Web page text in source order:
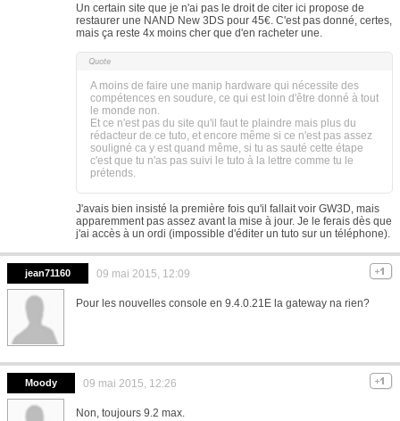
Un certain site que je n'ai pas le droit de citer ici propose de
restaurer une NAND New 3DS pour 45€. C'est pas donné, certes,
mais ça reste 4x moins cher que d'en racheter une.
A moins de faire une manip hardware qui nécessite des
compétences en soudure, ce qui est loin d'être donné à tout
le monde non.
Et ce n'est pas du site qu'il faut te plaindre mais plus du
rédacteur de ce tuto, et encore même si ce n'est pas assez
souligné ca y est quand même, si tu as sauté cette étape
c'est que tu n'as pas suivi le tuto à la lettre comme tu le
prétends.
J'avais bien insisté la première fois qu'il fallait voir GW3D, mais
apparemment pas assez avant la mise à jour. Je le ferais dès que
j'ai accès à un ordi (impossible d'éditer un tuto sur un téléphone).
jean71160 09 mai 2015, 12:09
Pour les nouvelles console en 9.4.0.21E la gateway na rien?
Moody 09 mai 2015, 12:26
Non, toujours 9.2 max.